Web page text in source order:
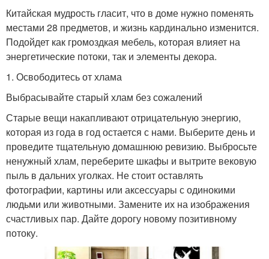
Китайская мудрость гласит, что в доме нужно поменять
местами 28 предметов, и жизнь кардинально изменится.
Подойдет как громоздкая мебель, которая влияет на
энергетические потоки, так и элементы декора.
1. Освободитесь от хлама
Выбрасывайте старый хлам без сожалений
Старые вещи накапливают отрицательную энергию,
которая из года в год остается с нами. Выберите день и
проведите тщательную домашнюю ревизию. Выбросьте
ненужный хлам, переберите шкафы и вытрите вековую
пыль в дальних уголках. Не стоит оставлять
фотографии, картины или аксессуары с одинокими
людьми или животными. Замените их на изображения
счастливых пар. Дайте дорогу новому позитивному
потоку.